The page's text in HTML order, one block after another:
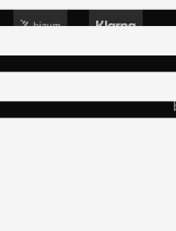
Copyright © 2023 Skpro,